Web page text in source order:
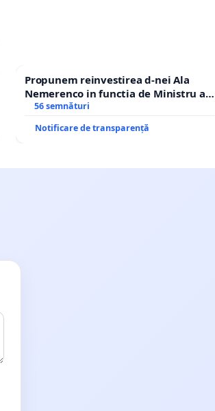
Propunem reinvestirea d-nei Ala
Nemerenco in functia de Ministru al
Sanatatii
56 semnături
Notificare de transparență